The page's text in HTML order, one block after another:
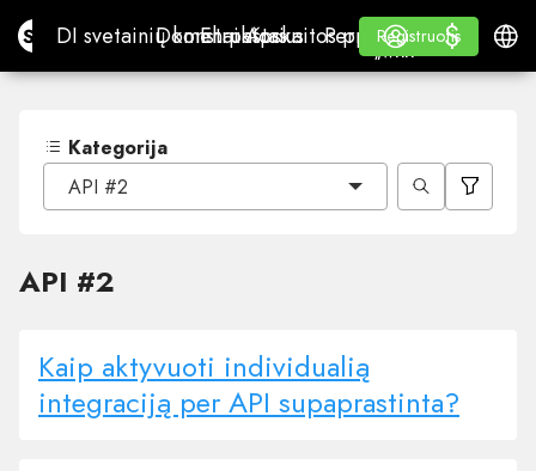
Site.proDI svetainių konstruktorius
DI svetainių konstruktorius
Domenai
DomenaiEl. paštas
El. paštasApskaitos programa
Apskaitos programa
Perpardavėjams
„WHITE LABEL“
Mokymasis
Mokymasis
Registruotis
Registruotis
Prisijungti
$
$
Kategorija
API #2
API #2
Kaip aktyvuoti individualią
integraciją per API supaprastinta?